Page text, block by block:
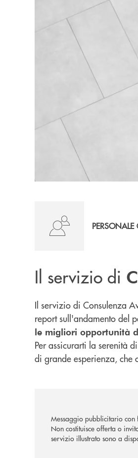
Il servizio di
Il servizio di Consulenza
report sull'andamento del
le migliori opportunità
Per assicurarti la serenità
di grande esperienza,
Messaggio pubblicitario
Non costituisce offerta o
servizio illustrato sono a